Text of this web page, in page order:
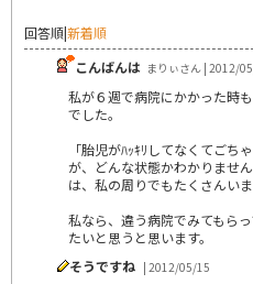
回答順|新着順
こんばんは まりぃさん | 2012/
私が６週で病院にかかった時
でした。
「胎児がﾊｯｷﾘしてなくてごち
が、どんな状態かわかりませ
は、私の周りでもたくさんいま
私なら、違う病院でみてもら
たいと思うと思います。
そうですね | 2012/05/15